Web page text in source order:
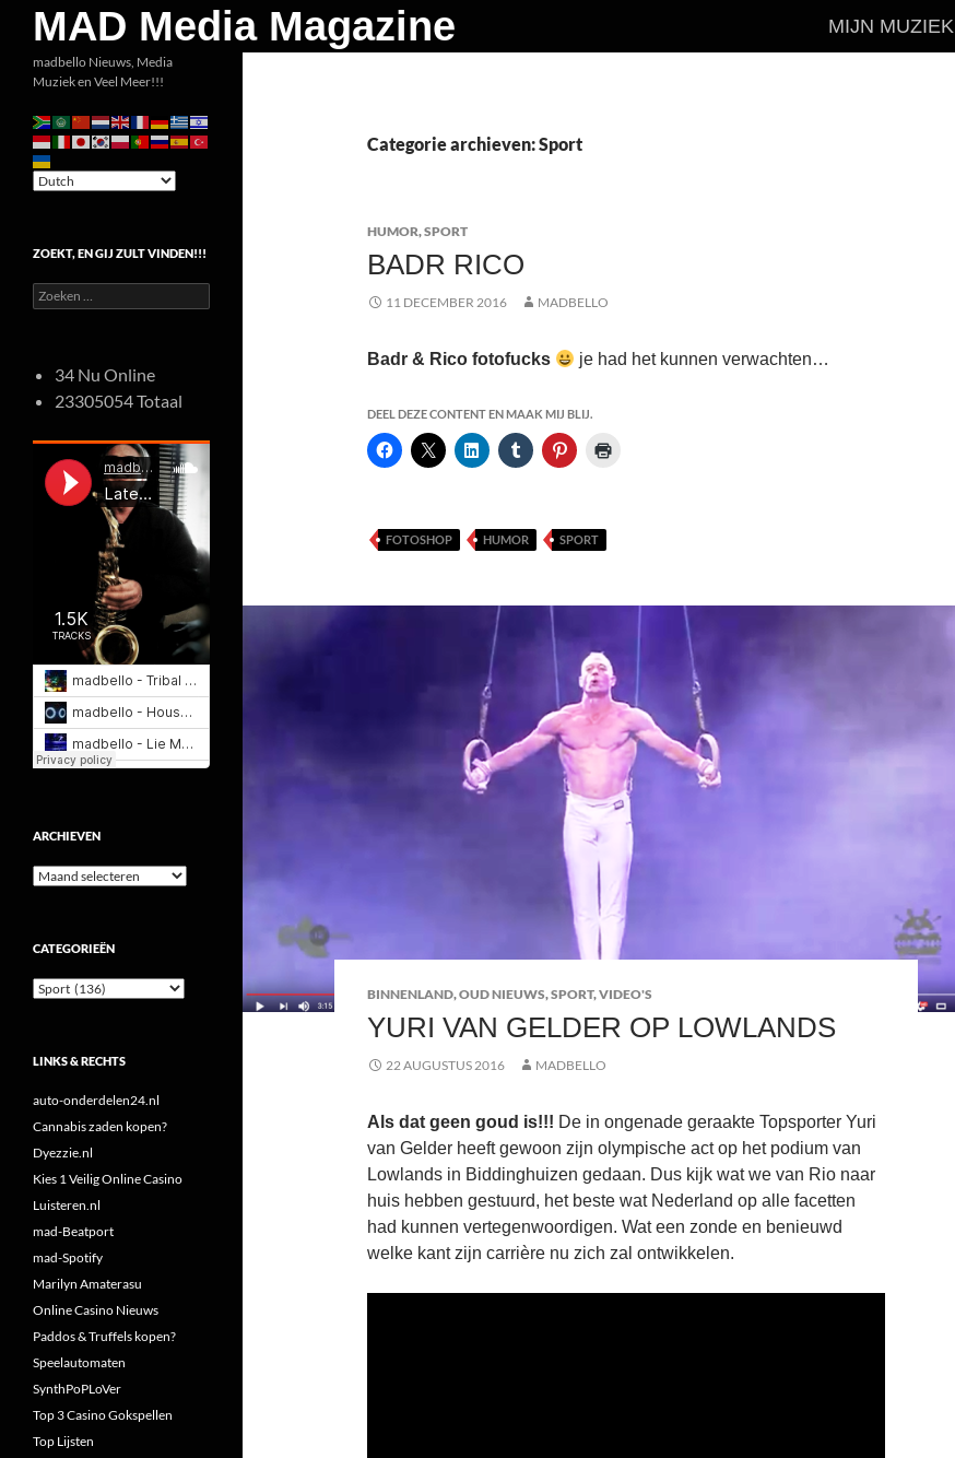
inhoud
MAD Media Magazine
Zoeken
MIJN MUZIEK
Categorie archieven: Sport
HUMOR,SPORT
BADR RICO
11 DECEMBER 2016 MADBELLO
Badr & Rico fotofucks je had het kunnen verwachten…
DEEL DEZE CONTENT EN MAAK MIJ BLIJ.
FOTOSHOP HUMOR SPORT
BINNENLAND,OUD NIEUWS,SPORT,VIDEO'S
YURI VAN GELDER OP LOWLANDS
22 AUGUSTUS 2016 MADBELLO
Als dat geen goud is!!! De in ongenade geraakte Topsporter Yuri
van Gelder heeft gewoon zijn olympische act op het podium van
Lowlands in Biddinghuizen gedaan. Dus kijk wat we van Rio naar
huis hebben gestuurd, het beste wat Nederland op alle facetten
had kunnen vertegenwoordigen. Wat een zonde en benieuwd
welke kant zijn carrière nu zich zal ontwikkelen.
madbello Nieuws, Media
Muziek en Veel Meer!!!
ZOEKT, EN GIJ ZULT VINDEN!!!
Zoeken
naar:
34 Nu Online
23305054 Totaal
ARCHIEVEN
Archieven
CATEGORIEËN
Categorieën
LINKS & RECHTS
auto-onderdelen24.nl
Cannabis zaden kopen?
Dyezzie.nl
Kies 1 Veilig Online Casino
Luisteren.nl
mad-Beatport
mad-Spotify
Marilyn Amaterasu
Online Casino Nieuws
Paddos & Truffels kopen?
Speelautomaten
SynthPoPLoVer
Top 3 Casino Gokspellen
Top Lijsten